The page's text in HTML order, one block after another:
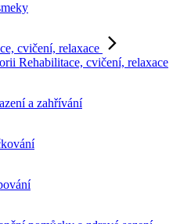
cvičení, relaxace
Rehabilitace, cvičení, relaxace
a zahřívání